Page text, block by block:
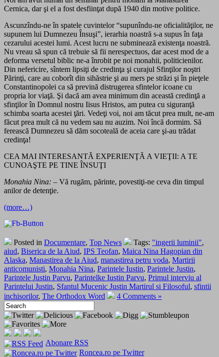
Cernica, dar şi el a fost desfiinţat după 1940 din motive politice.
Ascunzîndu-ne în spatele cuvintelor “supunîndu-ne oficialităţilor, ne
supunem lui Dumnezeu Însuşi”, ierarhia noastră s-a supus în faţa
cezarului acestei lumi. Acest lucru ne subminează existenţa noastră.
Nu vreau să spun că trebuie să fii nerespectuos, dar acest mod de a
deforma versetul biblic ne-a înrobit pe noi monahii, politicienilor.
Din nefericire, sîntem lipsiţi de credinţa şi curajul Sfinţilor noştri
Părinţi, care au coborît din sihăstrie şi au mers pe străzi şi în pieţele
Constantinopolei ca să prevină distrugerea sfintelor icoane cu
propria lor viaţă. Şi dacă am avea minimum din această credinţă a
sfinţilor în Domnul nostru Iisus Hristos, am putea cu siguranţă
schimba soarta acestei ţări. Vedeţi voi, noi am tăcut prea mult, ne-am
făcut prea mult că nu vedem sau nu auzim. Noi încă dormim. Să
ferească Dumnezeu să dăm socoteală de aceia care şi-au trădat
credinţa!
CEA MAI INTERESANTĂ EXPERIENŢĂ A VIEŢII: A TE
CUNOAŞTE PE TINE ÎNSUŢI
Monahia Nina: – Vă rugăm, părinte, povestiţi-ne ceva din timpul
anilor de detenţie.
(more…)
Posted in Documentare, Top News Tags: "ingerii luminii",
aiud, Biserica de la Aiud, IPS Teofan, Maica Nina Hagopian din
Alaska, Manastirea de la Aiud, manastirea petru voda, Martirii
anticomunisti, Monahia Nina, Parintele Iustin, Parintele Justin,
Parintele Justin Parvu, Parintelke Iustin Parvu, Primul interviu al
Parintelui Justin, Sfantul Mucenic Justin Martirul si Filosoful, sfintii
inchisorilor, The Orthodox Word 4 Comments »
Abonare RSS
Roncea.ro pe Twitter